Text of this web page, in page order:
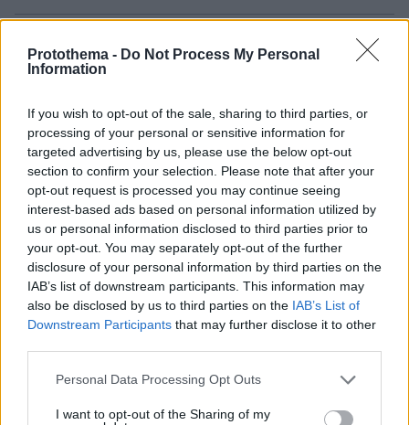
Protothema - Do Not Process My Personal
Information
If you wish to opt-out of the sale, sharing to third parties, or
processing of your personal or sensitive information for
targeted advertising by us, please use the below opt-out
section to confirm your selection. Please note that after your
opt-out request is processed you may continue seeing
interest-based ads based on personal information utilized by
us or personal information disclosed to third parties prior to
your opt-out. You may separately opt-out of the further
disclosure of your personal information by third parties on the
IAB’s list of downstream participants. This information may
also be disclosed by us to third parties on the IAB’s List of
Downstream Participants that may further disclose it to other
Please note that this website/app uses one or more Google
not limited to your visit or usage behaviour. You may click to
Personal Data Processing Opt Outs
I want to opt-out of the Sharing of my
Νέες καταγγελίες στην Ελπίδα για τη
Δημοκρατία: Γρατσία, Γαλανός,
Καρυστιανού και αυλικοί το
κόμμα
07.08.2026, 19:33
Η Λίλα Μπακλέση έφερε στον κόσμο
το πρώτο της παιδί, δείτε την
ανάρτηση του συντρόφου της περί...
λαού και εξουσίας
07.08.2026, 22:23 39
της Θέουτα: Η Ισπανία επιβάλλει και
και πλοία από Ιταλία